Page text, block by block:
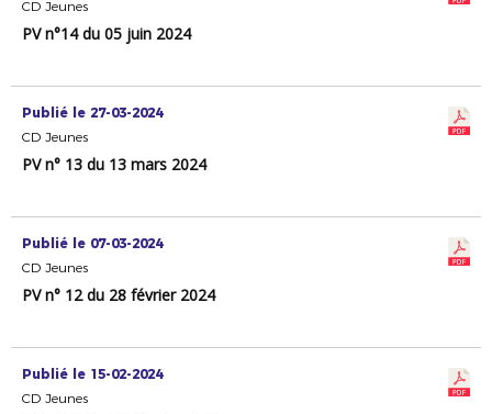
CD Jeunes
PV n°14 du 05 juin 2024
Publié le 27-03-2024
CD Jeunes
PV n° 13 du 13 mars 2024
Publié le 07-03-2024
CD Jeunes
PV n° 12 du 28 février 2024
Publié le 15-02-2024
CD Jeunes